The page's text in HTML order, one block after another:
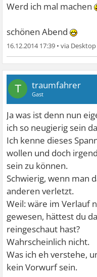
Werd ich mal machen
schönen Abend
16.12.2014 17:39 •
T traumfahrer
Gast
Ja was ist denn nun
ich so neugierig sein
Ich kenne dieses
wollen und doch
sein zu können.
Schwierig, wenn man
anderen verletzt.
Weil: wäre im Verlauf
gewesen, hättest du
reingeschaut hast?
Wahrscheinlich nicht.
Was ich eh verstehe,
kein Vorwurf sein.